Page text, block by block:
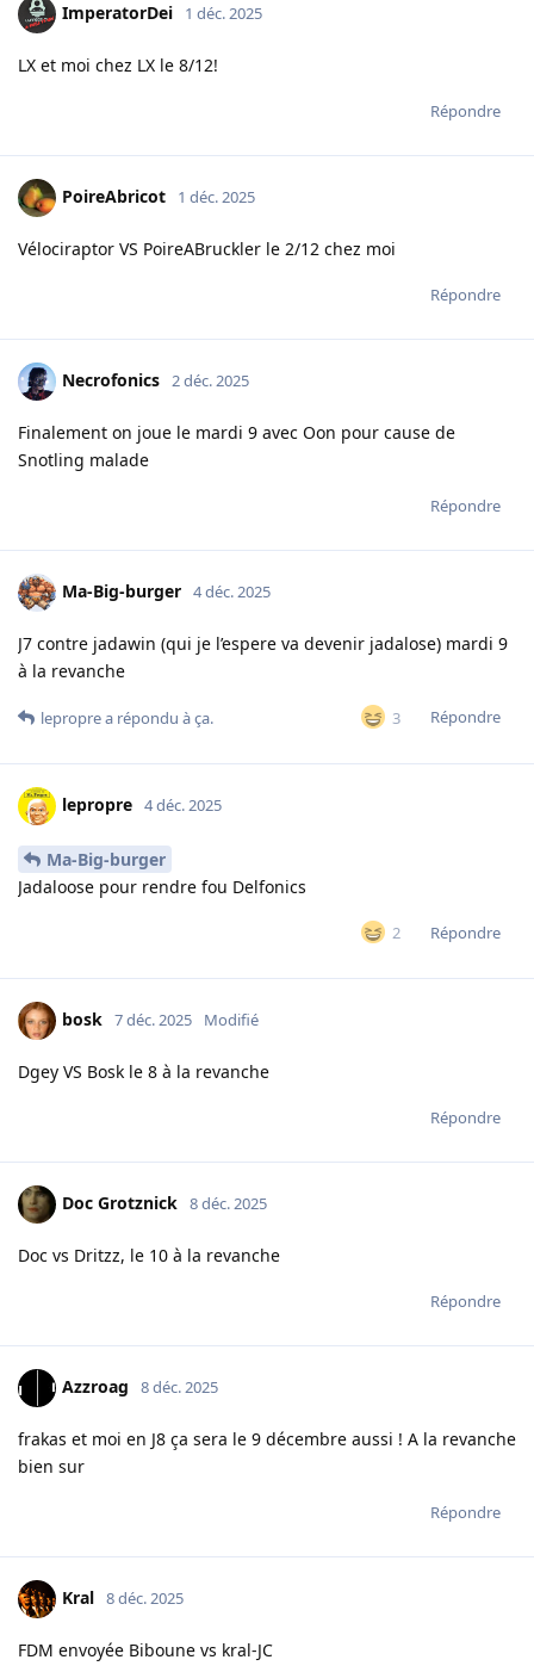
ImperatorDei 1 déc. 2025
LX et moi chez LX le 8/12!
Répondre
PoireAbricot 1 déc. 2025
Vélociraptor VS PoireABruckler le 2/12 chez moi
Répondre
Necrofonics 2 déc. 2025
Finalement on joue le mardi 9 avec Oon pour cause de
Snotling malade
Répondre
Ma-Big-burger 4 déc. 2025
J7 contre jadawin (qui je l’espere va devenir jadalose) mardi 9
à la revanche
3 Répondre
leproprea répondu à ça.
lepropre 4 déc. 2025
Ma-Big-burger
Jadaloose pour rendre fou Delfonics
2 Répondre
bosk 7 déc. 2025 Modifié
Dgey VS Bosk le 8 à la revanche
Répondre
Doc Grotznick 8 déc. 2025
Doc vs Dritzz, le 10 à la revanche
Répondre
Azzroag 8 déc. 2025
frakas et moi en J8 ça sera le 9 décembre aussi ! A la revanche
bien sur
Répondre
Kral 8 déc. 2025
FDM envoyée Biboune vs kral-JC